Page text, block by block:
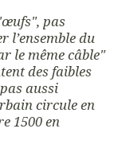
pas
l’ensemble du
le même câble"
des faibles
aussi
circule en
1500 en